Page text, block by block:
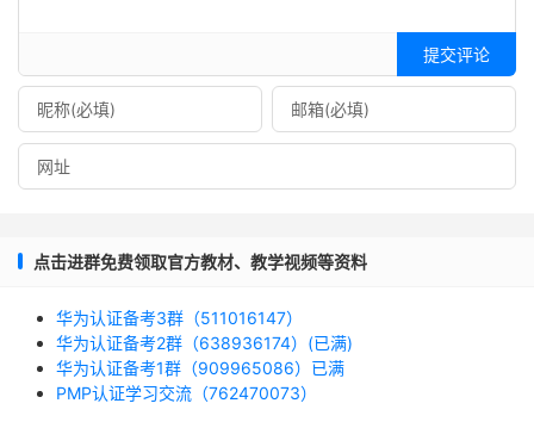
提交评论
点击进群免费领取官方教材、教学视频等资料
华为认证备考3群（511016147）
华为认证备考2群（638936174）(已满)
华为认证备考1群（909965086）已满
PMP认证学习交流（762470073）